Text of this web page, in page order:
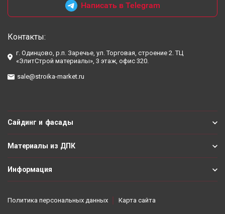
Написать в Telegram
Контакты:
г. Одинцово, р.п. Заречье, ул. Торговая, строение 2. ТЦ
«ЭлитСтрой материалы», 3 этаж, офис 320.
sale@stroika-market.ru
Сайдинг и фасады
Материалы из ДПК
Информация
Политика персональных данных Карта сайта